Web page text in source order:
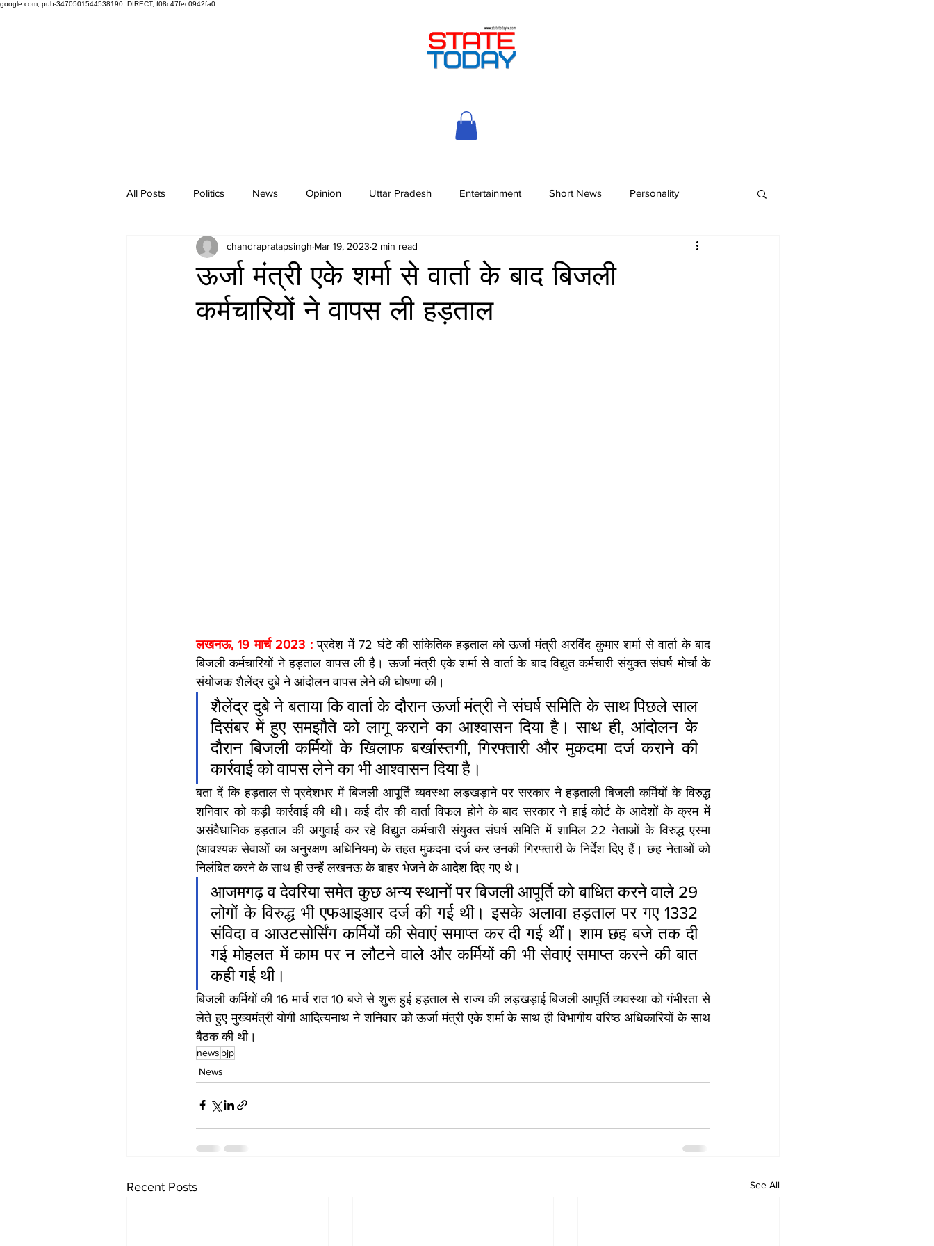
google.com, pub-3470501544538190, DIRECT, f08c47fec0942fa0
All Posts Politics News Opinion Uttar Pradesh Entertainment Short News Personality
ऊर्जा मंत्री एके शर्मा से वार्ता के बाद बिजली
कर्मचारियों ने वापस ली हड़ताल
chandrapratapsingh Mar 19, 2023 2 min read
लखनऊ, 19 मार्च 2023 : प्रदेश में 72 घंटे की सांकेतिक हड़ताल को ऊर्जा मंत्री अरविंद कुमार शर्मा से वार्ता के बाद
बिजली कर्मचारियों ने हड़ताल वापस ली है। ऊर्जा मंत्री एके शर्मा से वार्ता के बाद विद्युत कर्मचारी संयुक्त संघर्ष मोर्चा के
संयोजक शैलेंद्र दुबे ने आंदोलन वापस लेने की घोषणा की।
शैलेंद्र दुबे ने बताया कि वार्ता के दौरान ऊर्जा मंत्री ने संघर्ष समिति के साथ पिछले साल
दिसंबर में हुए समझौते को लागू कराने का आश्वासन दिया है। साथ ही, आंदोलन के
दौरान बिजली कर्मियों के खिलाफ बर्खास्तगी, गिरफ्तारी और मुकदमा दर्ज कराने की
कार्रवाई को वापस लेने का भी आश्वासन दिया है।
बता दें कि हड़ताल से प्रदेशभर में बिजली आपूर्ति व्यवस्था लड़खड़ाने पर सरकार ने हड़ताली बिजली कर्मियों के विरुद्ध
शनिवार को कड़ी कार्रवाई की थी। कई दौर की वार्ता विफल होने के बाद सरकार ने हाई कोर्ट के आदेशों के क्रम में
असंवैधानिक हड़ताल की अगुवाई कर रहे विद्युत कर्मचारी संयुक्त संघर्ष समिति में शामिल 22 नेताओं के विरुद्ध एस्मा
(आवश्यक सेवाओं का अनुरक्षण अधिनियम) के तहत मुकदमा दर्ज कर उनकी गिरफ्तारी के निर्देश दिए हैं। छह नेताओं को
निलंबित करने के साथ ही उन्हें लखनऊ के बाहर भेजने के आदेश दिए गए थे।
आजमगढ़ व देवरिया समेत कुछ अन्य स्थानों पर बिजली आपूर्ति को बाधित करने वाले 29
लोगों के विरुद्ध भी एफआइआर दर्ज की गई थी। इसके अलावा हड़ताल पर गए 1332
संविदा व आउटसोर्सिंग कर्मियों की सेवाएं समाप्त कर दी गई थीं। शाम छह बजे तक दी
गई मोहलत में काम पर न लौटने वाले और कर्मियों की भी सेवाएं समाप्त करने की बात
कही गई थी।
बिजली कर्मियों की 16 मार्च रात 10 बजे से शुरू हुई हड़ताल से राज्य की लड़खड़ाई बिजली आपूर्ति व्यवस्था को गंभीरता से
लेते हुए मुख्यमंत्री योगी आदित्यनाथ ने शनिवार को ऊर्जा मंत्री एके शर्मा के साथ ही विभागीय वरिष्ठ अधिकारियों के साथ
बैठक की थी।
news bjp
News
Recent Posts See All